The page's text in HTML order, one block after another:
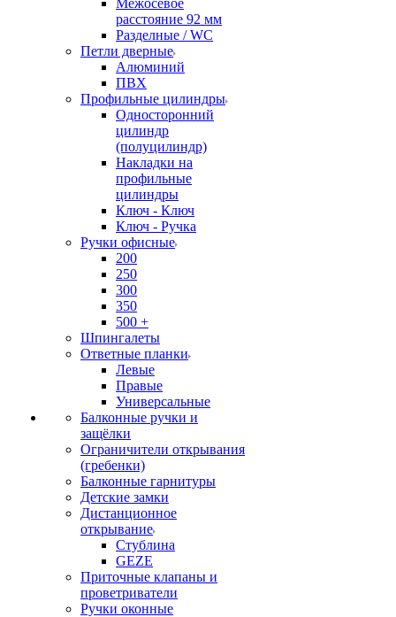
Межосевое
расстояние 92 мм
Разделные / WC
Петли дверные
Алюминий
ПВХ
Профильные цилиндры
Односторонний
цилиндр
(полуцилиндр)
Накладки на
профильные
цилиндры
Ключ - Ключ
Ключ - Ручка
Ручки офисные
200
250
300
350
500 +
Шпингалеты
Ответные планки
Левые
Правые
Универсальные
Балконные ручки и
защёлки
Ограничители открывания
(гребенки)
Балконные гарнитуры
Детские замки
Дистанционное
открывание
Стублина
GEZE
Приточные клапаны и
проветриватели
Ручки оконные